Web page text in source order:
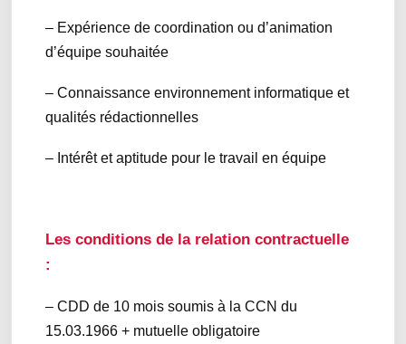
– Expérience de coordination ou d’animation
d’équipe souhaitée
– Connaissance environnement informatique et
qualités rédactionnelles
– Intérêt et aptitude pour le travail en équipe
Les conditions de la relation contractuelle
:
– CDD de 10 mois soumis à la CCN du
15.03.1966 + mutuelle obligatoire